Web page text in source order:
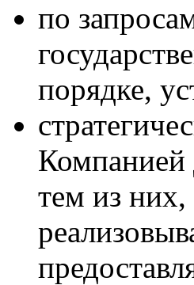
по
порядке,
Компанией
тем из